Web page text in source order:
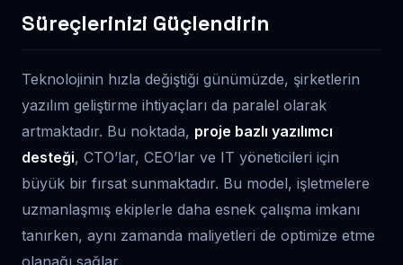
Süreçlerinizi Güçlendirin
Teknolojinin hızla değiştiği günümüzde, şirketlerin
yazılım geliştirme ihtiyaçları da paralel olarak
artmaktadır. Bu noktada, proje bazlı yazılımcı
desteği, CTO’lar, CEO’lar ve IT yöneticileri için
büyük bir fırsat sunmaktadır. Bu model, işletmelere
uzmanlaşmış ekiplerle daha esnek çalışma imkanı
tanırken, aynı zamanda maliyetleri de optimize etme
olanağı sağlar.